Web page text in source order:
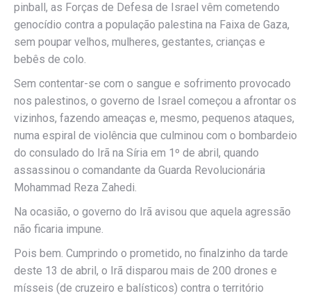
pinball, as Forças de Defesa de Israel vêm cometendo
genocídio contra a população palestina na Faixa de Gaza,
sem poupar velhos, mulheres, gestantes, crianças e
bebês de colo.
Sem contentar-se com o sangue e sofrimento provocado
nos palestinos, o governo de Israel começou a afrontar os
vizinhos, fazendo ameaças e, mesmo, pequenos ataques,
numa espiral de violência que culminou com o bombardeio
do consulado do Irã na Síria em 1º de abril, quando
assassinou o comandante da Guarda Revolucionária
Mohammad Reza Zahedi.
Na ocasião, o governo do Irã avisou que aquela agressão
não ficaria impune.
Pois bem. Cumprindo o prometido, no finalzinho da tarde
deste 13 de abril, o Irã disparou mais de 200 drones e
mísseis (de cruzeiro e balísticos) contra o território